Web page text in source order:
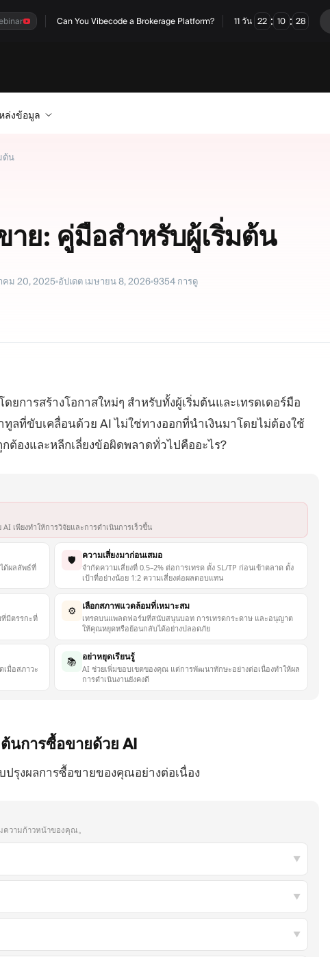
Can You Vibecode a Brokerage Platform? 11 วัน 22 : 10 : 28
ล่งข้อมูล
ต้น
าย: คู่มือสำหรับผู้เริ่มต้น
คม 20, 2025 อัปเดต เมษายน 8, 2026 9354 การดู
การสร้างโอกาสใหม่ๆ สำหรับทั้งผู้เริ่มต้นและเทรดเดอร์มือ
ลที่ขับเคลื่อนด้วย AI ไม่ใช่ทางออกที่นำเงินมาโดยไม่ต้องใช้
ต้องและหลีกเลี่ยงข้อผิดพลาดทั่วไปคืออะไร?
เพียงทำให้การวิจัยและการดำเนินการเร็วขึ้น
ด้ผลลัพธ์ที่
🛡️ ความเสี่ยงมาก่อนเสมอ
จำกัดความเสี่ยงที่ 0.5–2% ต่อการเทรด ตั้ง SL/TP ก่อนเข้าตลาด ตั้ง
เป้าที่อย่างน้อย 1:2 ความเสี่ยงต่อผลตอบแทน
ที่มีตรรกะที่
⚙️ เลือกสภาพแวดล้อมที่เหมาะสม
เทรดบนแพลตฟอร์มที่สนับสนุนบอท การเทรดกระดาษ และอนุญาต
ให้คุณหยุดหรือย้อนกลับได้อย่างปลอดภัย
เมื่อสภาวะ
📚 อย่าหยุดเรียนรู้
AI ช่วยเพิ่มขอบเขตของคุณ แต่การพัฒนาทักษะอย่างต่อเนื่องทำให้ผล
การดำเนินงานยังคงดี
นการซื้อขายด้วย AI
รุงผลการซื้อขายของคุณอย่างต่อเนื่อง
วามก้าวหน้าของคุณ。
▼
▼
▼